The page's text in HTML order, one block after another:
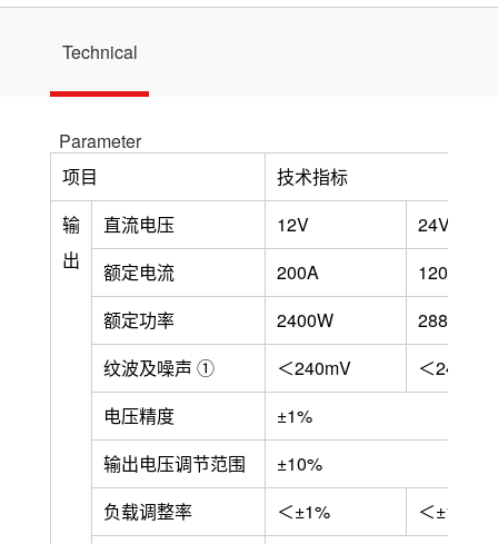
Technical
Parameter
项目
技术指标
输
出
直流电压 12V
24V
额定电流
200A
120A
额定功率
2400W
2880W
纹波及噪声 ①
＜240mV
＜240mV
电压精度
±1%
输出电压调节范围
±10%
负载调整率
＜±1%
＜±1%